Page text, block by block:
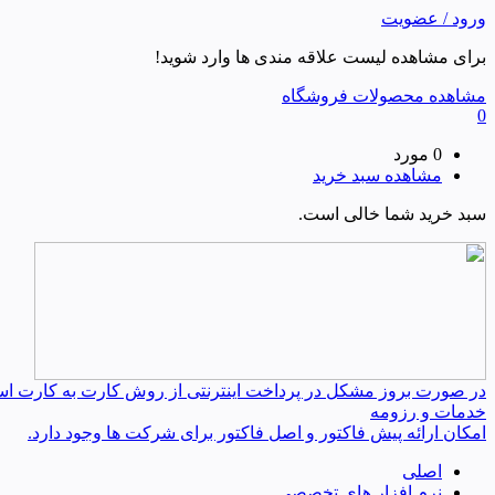
ورود / عضویت
برای مشاهده لیست علاقه مندی ها وارد شوید!
مشاهده محصولات فروشگاه
0
0 مورد
مشاهده سبد خرید
سبد خرید شما خالی است.
در صورت بروز مشکل در پرداخت اینترنتی از روش کارت به کارت
خدمات و رزومه
امکان ارائه پیش فاکتور و اصل فاکتور برای شرکت ها وجود دارد.
اصلی